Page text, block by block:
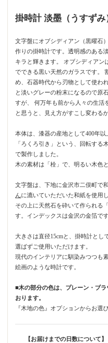
掛時計 淡墨（うすずみ
文字盤にオブシディアン（黒曜石
作りの掛時計です。透明感のある
キラと輝きます。 オブシディアン
でできる黒い天然のガラスです。
め、石器時代から刃物として使わ
と淡いグレーの粉末になるので原
すが、 何万年も前から人々の生活
と思うと、見え方がすこし変わる
本体は、漆器の産地として400年
「ろくろ引き」という、回転する
で製作しました。
木の素材は「栓」で、明るい木色
文字盤は、下地に金沢市二俣町で
んに漉いていただいた和紙を使用し
その上に天然石を砕いて作られる
す。インデックスは金沢の金箔です
大きさは直径15cmと、掛時計と
選ばずご使用いただけます。
現代のインテリアに馴染みつつも
絵画のような時計です。
■木の部分の色は、プレーン・ブ
おります。
『木地の色』オプションからお選
【お届けまでの日数について】